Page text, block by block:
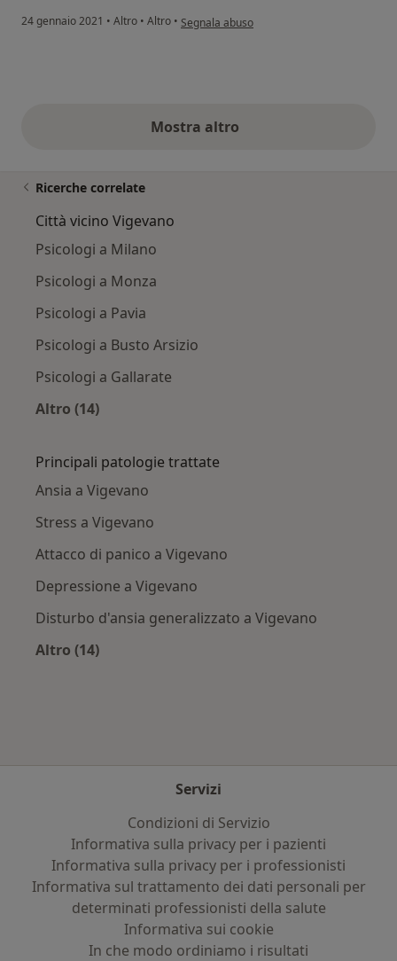
24 gennaio 2021 • Altro • Altro • secondo l'opinione dell'utente Mariangela
Segnala abuso
Mostra altroopinioni di cui sopra
Ricerche correlate
Città vicino Vigevano
Psicologi a Milano
Psicologi a Monza
Psicologi a Pavia
Psicologi a Busto Arsizio
Psicologi a Gallarate
Altro (14)
Principali patologie trattate
Ansia a Vigevano
Stress a Vigevano
Attacco di panico a Vigevano
Depressione a Vigevano
Disturbo d'ansia generalizzato a Vigevano
Altro (14)
Servizi
Condizioni di Servizio
Informativa sulla privacy per i pazienti
Informativa sulla privacy per i professionisti
Informativa sul trattamento dei dati personali per
determinati professionisti della salute
Informativa sui cookie
In che modo ordiniamo i risultati